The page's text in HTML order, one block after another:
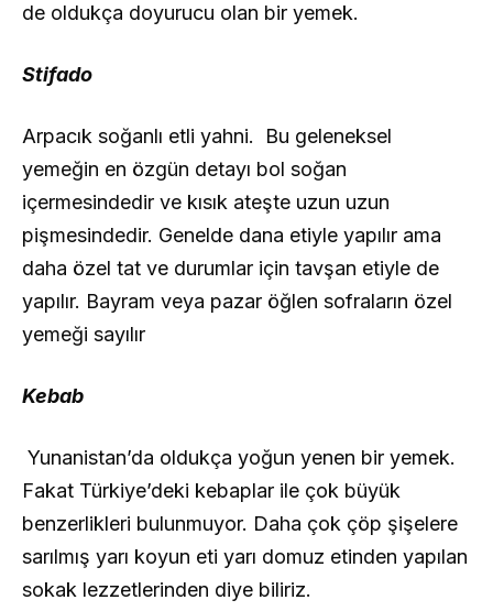
de oldukça doyurucu olan bir yemek.
Stifado
Arpacık soğanlı etli yahni. Bu geleneksel
yemeğin en özgün detayı bol soğan
içermesindedir ve kısık ateşte uzun uzun
pişmesindedir. Genelde dana etiyle yapılır ama
daha özel tat ve durumlar için tavşan etiyle de
yapılır. Bayram veya pazar öğlen sofraların özel
yemeği sayılır
Kebab
Yunanistan’da oldukça yoğun yenen bir yemek.
Fakat Türkiye’deki kebaplar ile çok büyük
benzerlikleri bulunmuyor. Daha çok çöp şişelere
sarılmış yarı koyun eti yarı domuz etinden yapılan
sokak lezzetlerinden diye biliriz.